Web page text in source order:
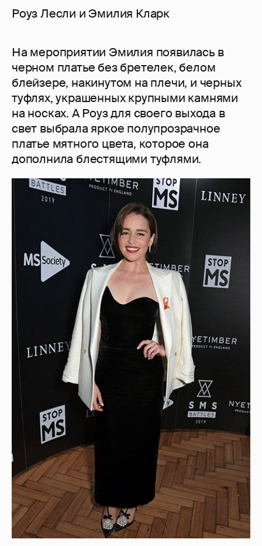
Роуз Лесли и Эмилия Кларк
На мероприятии Эмилия появилась в
черном платье без бретелек, белом
блейзере, накинутом на плечи, и черных
туфлях, украшенных крупными камнями
на носках. А Роуз для своего выхода в
свет выбрала яркое полупрозрачное
платье мятного цвета, которое она
дополнила блестящими туфлями.